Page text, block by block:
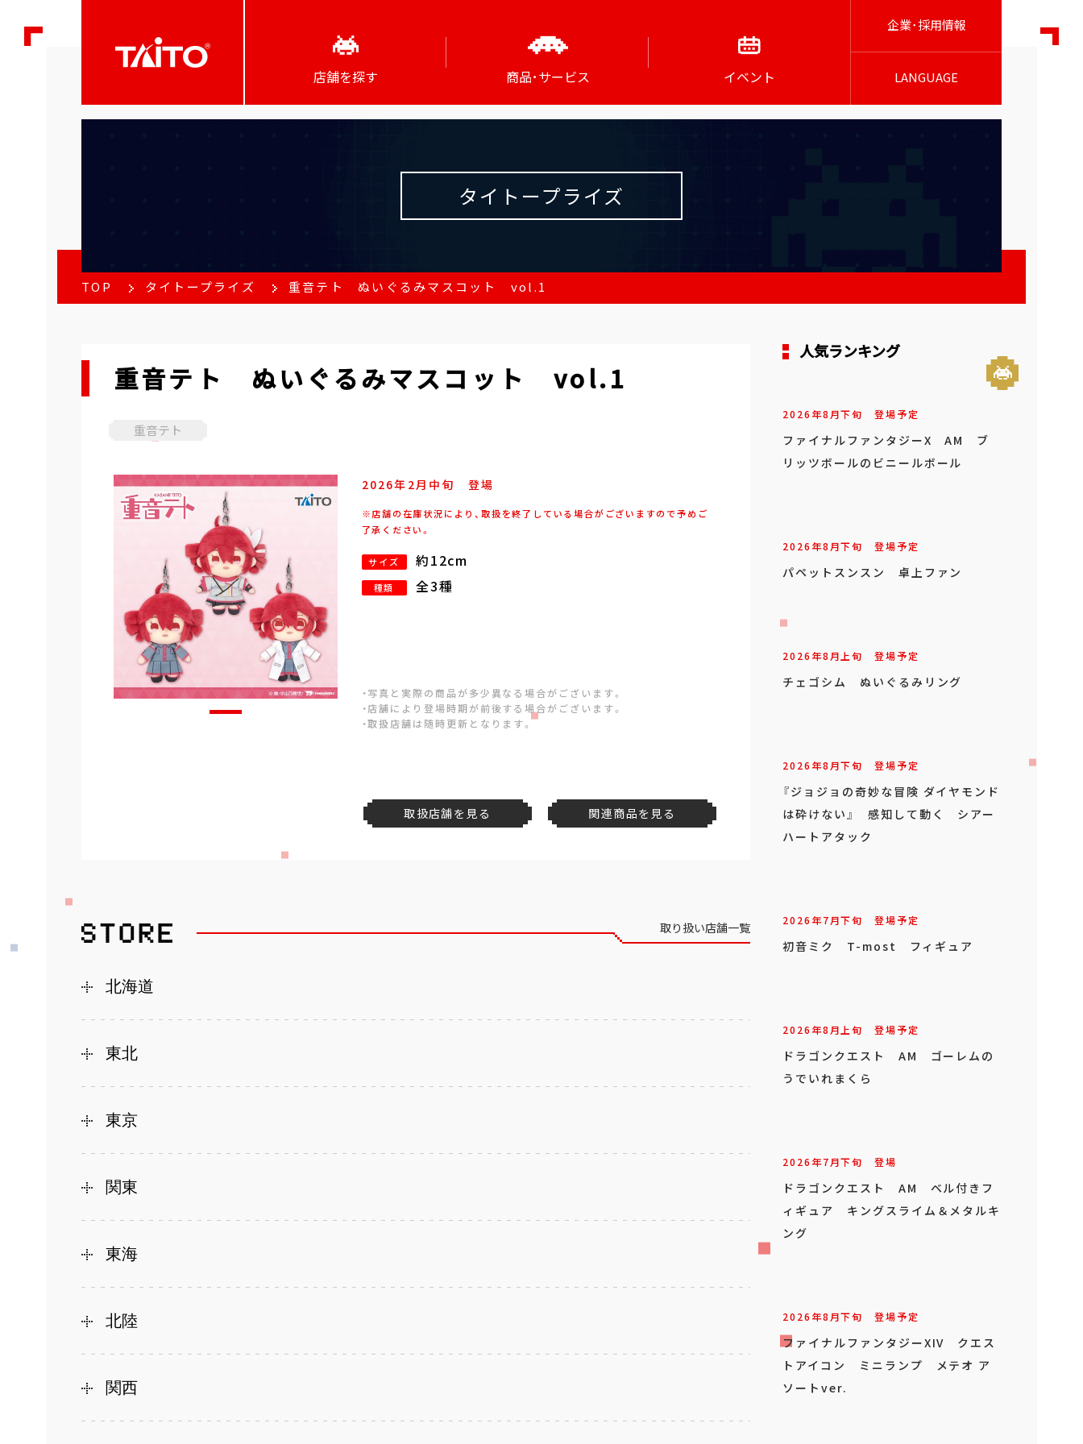
店舗を探す 商品･サービス イベント
企業･採用情報
LANGUAGE
タイトープライズ
TOP タイトープライズ 重音テト ぬいぐるみマスコット vol.1
重音テト ぬいぐるみマスコット vol.1
重音テト
2026年 2月 中旬 登場
※店舗の在庫状況により、取扱を終了している場合がございますので予めご
了承ください。
サイズ 約12cm
種類 全3種
・写真と実際の商品が多少異なる場合がございます。
・店舗により登場時期が前後する場合がございます。
・取扱店舗は随時更新となります。
取扱店舗を見る 関連商品を見る
取り扱い店舗一覧
北海道
東北
東京
関東
東海
北陸
関西
人気ランキング
2026年8月下旬 登場予定
ファイナルファンタジーX AM ブ
リッツボールのビニールボール
2026年8月下旬 登場予定
パペットスンスン 卓上ファン
2026年8月上旬 登場予定
チェゴシム ぬいぐるみリング
2026年8月下旬 登場予定
『ジョジョの奇妙な冒険 ダイヤモンド
は砕けない』 感知して動く シアー
ハートアタック
2026年7月下旬 登場予定
初音ミク T-most フィギュア
2026年8月上旬 登場予定
ドラゴンクエスト AM ゴーレムの
うでいれまくら
2026年7月下旬 登場
ドラゴンクエスト AM ベル付きフ
ィギュア キングスライム＆メタルキ
ング
2026年8月下旬 登場予定
ファイナルファンタジーXIV クエス
トアイコン ミニランプ メテオ ア
ソートver.